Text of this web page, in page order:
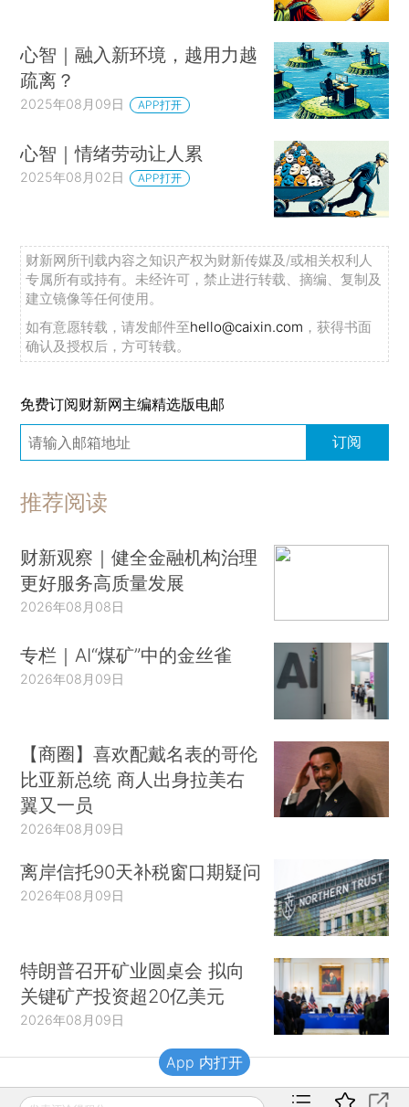
心智｜融入新环境，越用力越
疏离？
2025年08月09日 APP打开
心智｜情绪劳动让人累
2025年08月02日 APP打开
财新网所刊载内容之知识产权为财新传媒及/或相关权利人
专属所有或持有。未经许可，禁止进行转载、摘编、复制及
建立镜像等任何使用。
如有意愿转载，请发邮件至hello@caixin.com ，获得书面
确认及授权后，方可转载。
免费订阅财新网主编精选版电邮
订阅
推荐阅读
财新观察｜健全金融机构治理
更好服务高质量发展
2026年08月08日
专栏｜AI“煤矿”中的金丝雀
2026年08月09日
【商圈】喜欢配戴名表的哥伦
比亚新总统 商人出身拉美右
翼又一员
2026年08月09日
离岸信托90天补税窗口期疑问
2026年08月09日
特朗普召开矿业圆桌会 拟向
关键矿产投资超20亿美元
2026年08月09日
财新移动
App 内打开